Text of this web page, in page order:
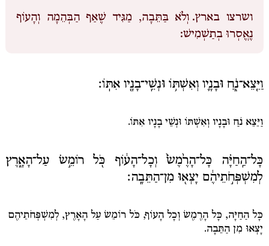
ושרצו בארץ. וְלֹא בַּתֵּבָה, מַגִּיד שֶׁאַף הַבְּהֵמָה וְהָעוֹף
נֶאֱסְרוּ בְתַשְׁמִישׁ:
וַיֵּ֖צֵא־נֹ֑חַ וּבָנָ֛יו וְאִשְׁתּ֥וֹ וּנְשֵֽׁי־בָנָ֖יו אִתּֽוֹ׃
וַיֵּצֵא נֹחַ וּבָנָיו וְאִשְׁתּוֹ וּנְשֵׁי בָנָיו אִתּוֹ.
כָּל־הַֽחַיָּ֗ה כָּל־הָרֶ֙מֶשׂ֙ וְכָל־הָע֔וֹף כֹּ֖ל רוֹמֵ֣שׂ עַל־הָאָ֑רֶץ
לְמִשְׁפְּחֹ֣תֵיהֶ֔ם יָצְא֖וּ מִן־הַתֵּבָֽה׃
כָּל הַחַיָּה, כָּל הָרֶמֶשׂ וְכָל הָעוֹף, כֹּל רוֹמֵשׂ עַל הָאָרֶץ, לְמִשְׁפְּחֹתֵיהֶם
יָצְאוּ מִן הַתֵּבָה.